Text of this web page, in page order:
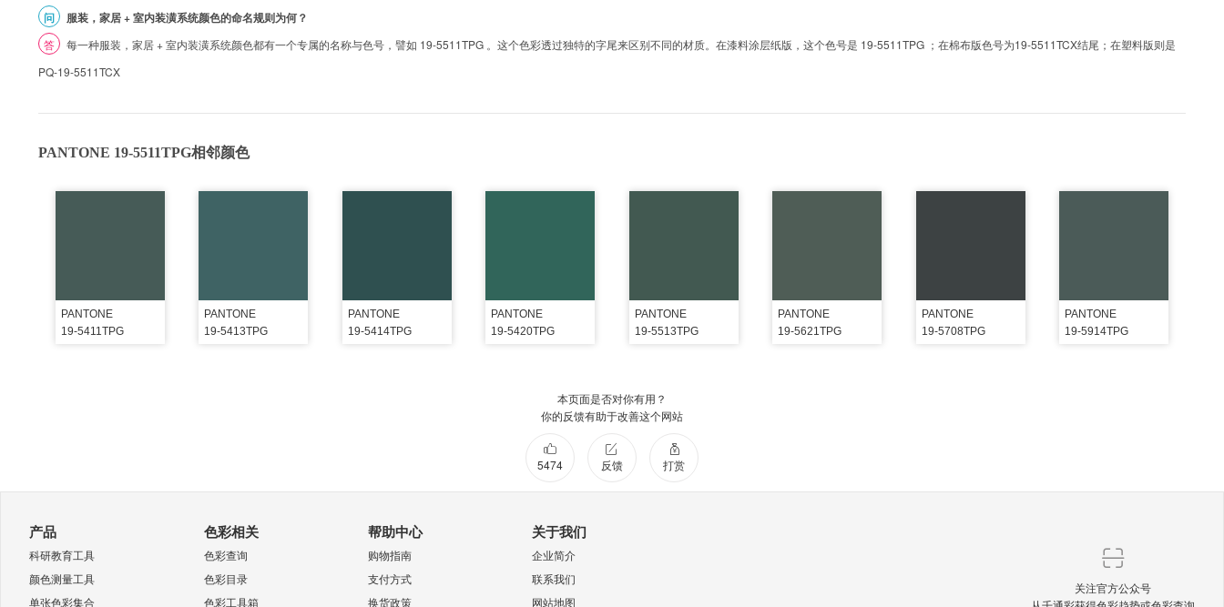
问 服装，家居 + 室内装潢系统颜色的命名规则为何？
答
每一种服装，家居 + 室内装潢系统颜色都有一个专属的名称与色号，譬如 19-5511TPG 。这个色彩透过独特的字尾来区别不同的材质。在漆料涂层纸版，这个色号是 19-5511TPG ；在棉布版色号为19-5511TCX结尾；在塑料版则是
PQ-19-5511TCX
PANTONE 19-5511TPG相邻颜色
PANTONE
19-5411TPG
PANTONE
19-5413TPG
PANTONE
19-5414TPG
PANTONE
19-5420TPG
PANTONE
19-5513TPG
PANTONE
19-5621TPG
PANTONE
19-5708TPG
PANTONE
19-5914TPG
本页面是否对你有用？
你的反馈有助于改善这个网站
5474 反馈 打赏
产品
科研教育工具
颜色测量工具
单张色彩集合
色彩相关
色彩查询
色彩目录
色彩工具箱
帮助中心
购物指南
支付方式
换货政策
关于我们
企业简介
联系我们
网站地图
关注官方公众号